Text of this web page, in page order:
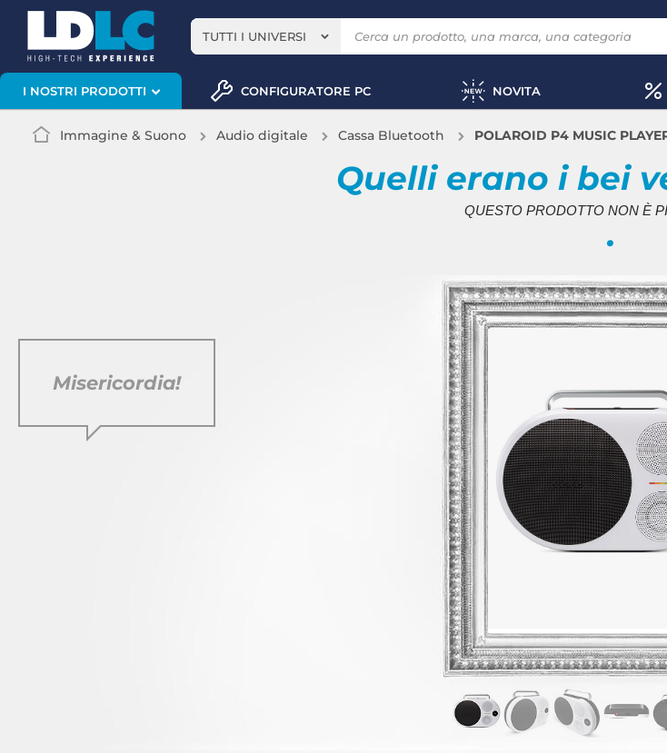
TUTTI I UNIVERSI
I NOSTRI PRODOTTI CONFIGURATORE PC NOVITA
Immagine & Suono Audio digitale Cassa Bluetooth POLAROID P4 MUSIC
Quelli erano i bei
QUESTO PRODOTTO NON È
.
Misericordia!